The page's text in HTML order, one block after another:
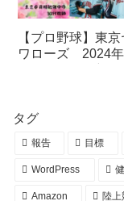
【プロ野球】東
ワローズ 2024年
タグ
報告 目標
WordPress
Amazon 陸上